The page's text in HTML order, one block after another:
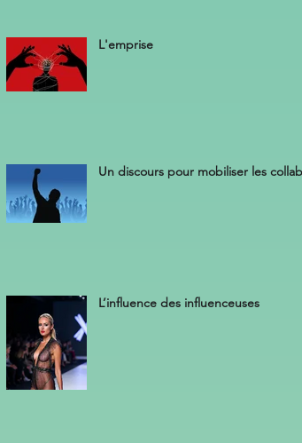
L'emprise
Un discours pour mobiliser les
L’influence des influenceuses